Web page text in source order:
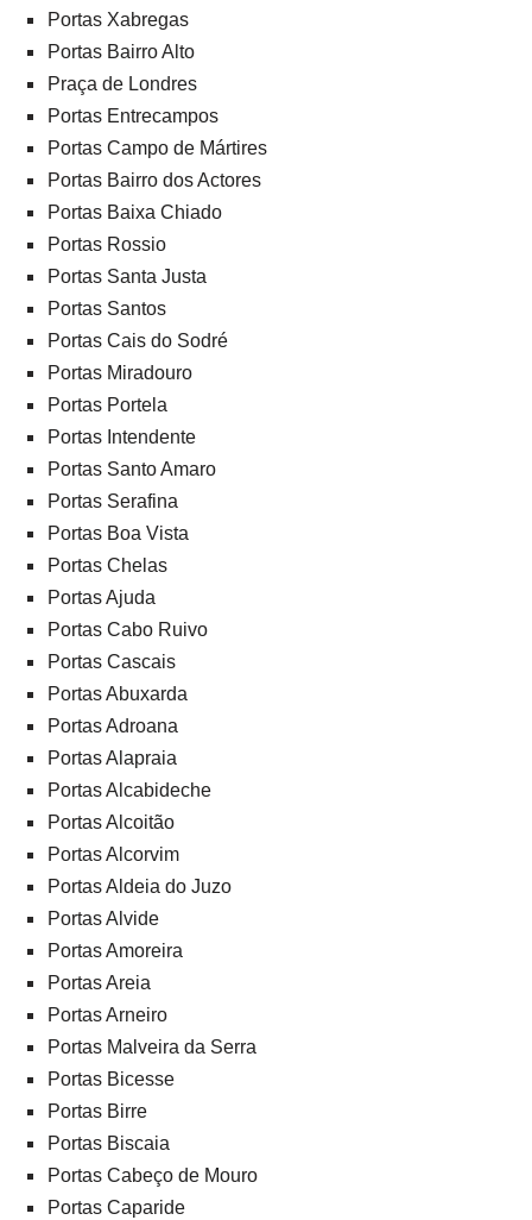
Portas Xabregas
Portas Bairro Alto
Praça de Londres
Portas Entrecampos
Portas Campo de Mártires
Portas Bairro dos Actores
Portas Baixa Chiado
Portas Rossio
Portas Santa Justa
Portas Santos
Portas Cais do Sodré
Portas Miradouro
Portas Portela
Portas Intendente
Portas Santo Amaro
Portas Serafina
Portas Boa Vista
Portas Chelas
Portas Ajuda
Portas Cabo Ruivo
Portas Cascais
Portas Abuxarda
Portas Adroana
Portas Alapraia
Portas Alcabideche
Portas Alcoitão
Portas Alcorvim
Portas Aldeia do Juzo
Portas Alvide
Portas Amoreira
Portas Areia
Portas Arneiro
Portas Malveira da Serra
Portas Bicesse
Portas Birre
Portas Biscaia
Portas Cabeço de Mouro
Portas Caparide